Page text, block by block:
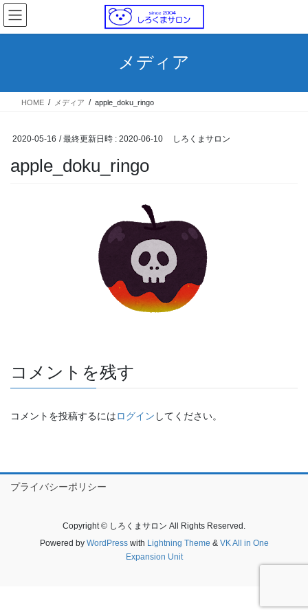
コ
ン
テ
ス
ナ
ビ
ゲ
ン
メディア
HOME メディア apple_doku_ringo
2020-05-16 / 最終更新日時 : 2020-06-10 しろくまサロン
apple_doku_ringo
コメントを残す
コメントを投稿するにはログイン してください。
プライバシーポリシー
Copyright © しろくまサロン All Rights Reserved.
Powered by WordPresswith Lightning Theme & VK All in One
Expansion Unit